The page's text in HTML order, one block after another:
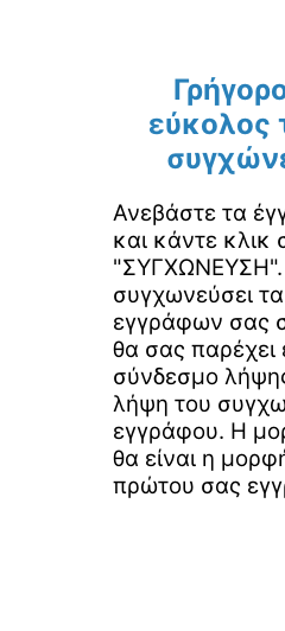
εύκολος
Ανεβάστε τα
και κάντε κλικ
συγχωνεύσει
εγγράφων σας
θα σας παρέχει
σύνδεσμο
λήψη του
εγγράφου. Η
θα είναι η
πρώτου σας